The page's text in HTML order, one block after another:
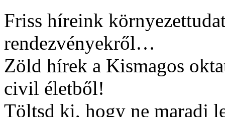
Friss híreink
rendezvényekről…
Zöld hírek a Kismagos
civil életből!
Töltsd ki, hogy ne maradj